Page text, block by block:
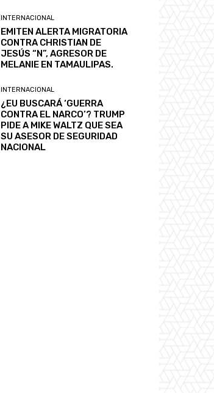
INTERNACIONAL
EMITEN ALERTA MIGRATORIA
CONTRA CHRISTIAN DE
JESÚS “N”, AGRESOR DE
MELANIE EN TAMAULIPAS.
INTERNACIONAL
¿EU BUSCARÁ ‘GUERRA
CONTRA EL NARCO’? TRUMP
PIDE A MIKE WALTZ QUE SEA
SU ASESOR DE SEGURIDAD
NACIONAL